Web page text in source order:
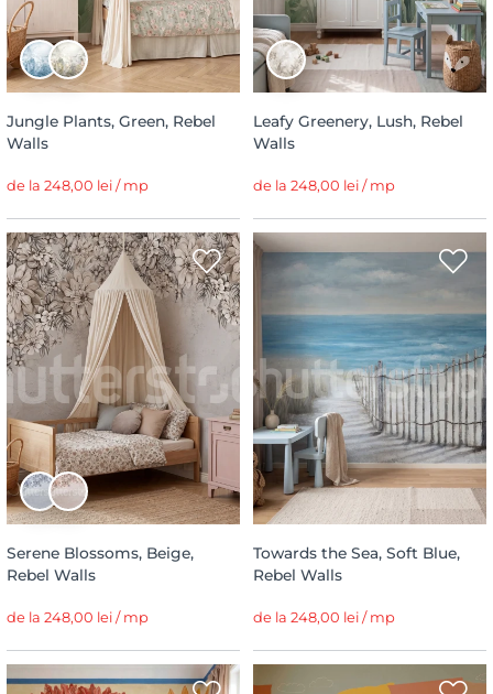
Jungle Plants, Green, Rebel
Walls
de la 248,00 lei / mp
Leafy Greenery, Lush, Rebel
Walls
de la 248,00 lei / mp
Serene Blossoms, Beige,
Rebel Walls
de la 248,00 lei / mp
Towards the Sea, Soft Blue,
Rebel Walls
de la 248,00 lei / mp